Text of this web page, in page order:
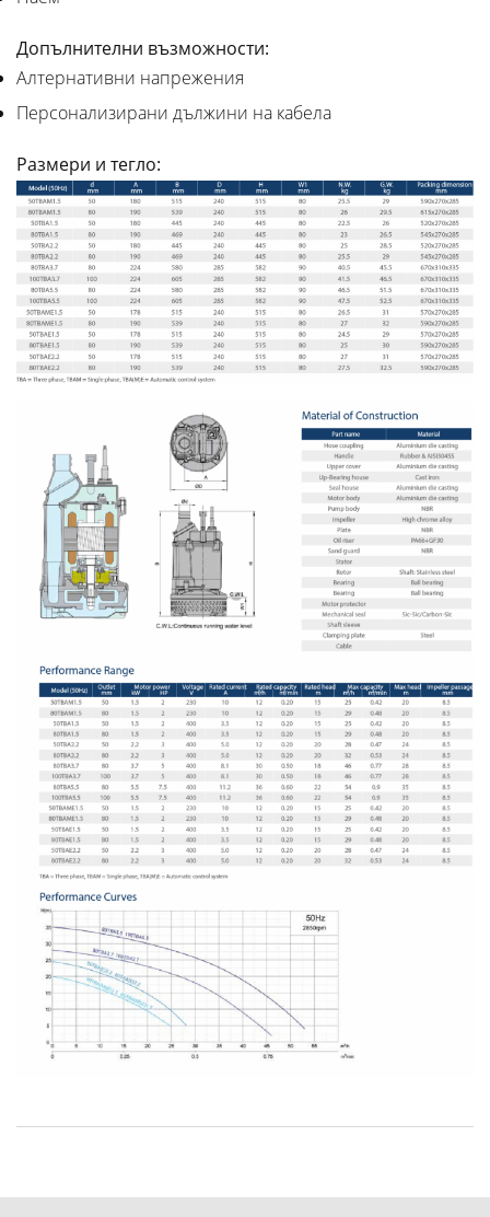
Допълнителни възможности:
Алтернативни напрежения
Персонализирани дължини на кабела
Размери и тегло: